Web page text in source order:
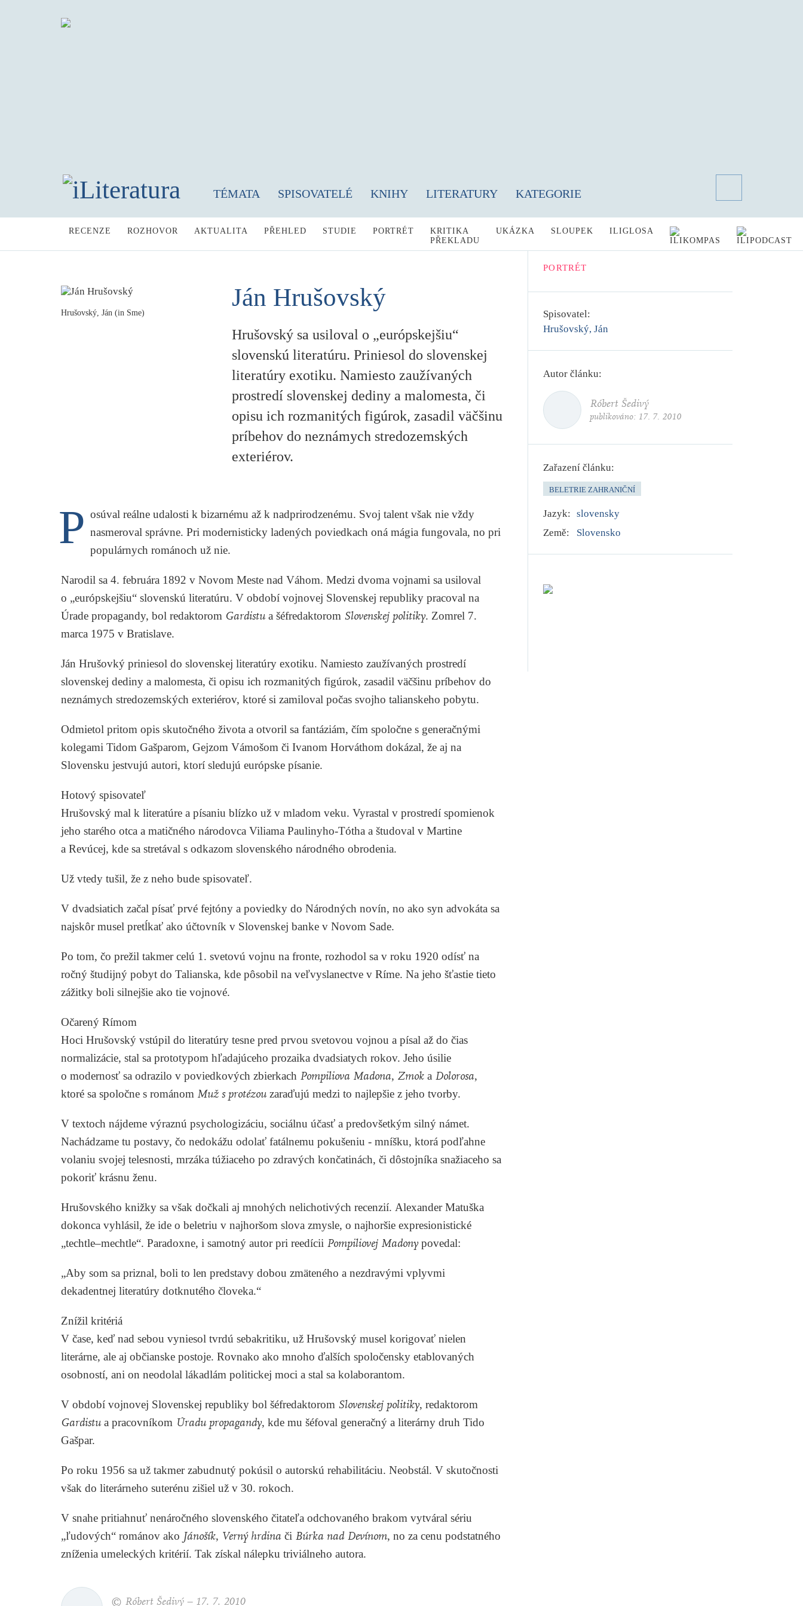
TÉMATA SPISOVATELÉ KNIHY LITERATURY KATEGORIE
RECENZE ROZHOVOR AKTUALITA PŘEHLED STUDIE PORTRÉT
KRITIKA
PŘEKLADU
UKÁZKA SLOUPEK ILIGLOSA
Hrušovský, Ján (in Sme)
Ján Hrušovský
Hrušovský sa usiloval o „európskejšiu“
slovenskú literatúru. Priniesol do slovenskej
literatúry exotiku. Namiesto zaužívaných
prostredí slovenskej dediny a malomesta, či
opisu ich rozmanitých figúrok, zasadil väčšinu
príbehov do neznámych stredozemských
exteriérov.
P osúval reálne udalosti k bizarnému až k nadprirodzenému. Svoj talent však nie vždy
nasmeroval správne. Pri modernisticky ladených poviedkach oná mágia fungovala, no pri
populárnych románoch už nie.
Narodil sa 4. februára 1892 v Novom Meste nad Váhom. Medzi dvoma vojnami sa usiloval
o „európskejšiu“ slovenskú literatúru. V období vojnovej Slovenskej republiky pracoval na
Úrade propagandy, bol redaktorom Gardistua šéfredaktorom Slovenskej politiky. Zomrel 7.
marca 1975 v Bratislave.
Ján Hrušovký priniesol do slovenskej literatúry exotiku. Namiesto zaužívaných prostredí
slovenskej dediny a malomesta, či opisu ich rozmanitých figúrok, zasadil väčšinu príbehov do
neznámych stredozemských exteriérov, ktoré si zamiloval počas svojho talianskeho pobytu.
Odmietol pritom opis skutočného života a otvoril sa fantáziám, čím spoločne s generačnými
kolegami Tidom Gašparom, Gejzom Vámošom či Ivanom Horváthom dokázal, že aj na
Slovensku jestvujú autori, ktorí sledujú európske písanie.
Hotový spisovateľ
Hrušovský mal k literatúre a písaniu blízko už v mladom veku. Vyrastal v prostredí spomienok
jeho starého otca a matičného národovca Viliama Paulinyho-Tótha a študoval v Martine
a Revúcej, kde sa stretával s odkazom slovenského národného obrodenia.
Už vtedy tušil, že z neho bude spisovateľ.
V dvadsiatich začal písať prvé fejtóny a poviedky do Národných novín, no ako syn advokáta sa
najskôr musel pretĺkať ako účtovník v Slovenskej banke v Novom Sade.
Po tom, čo prežil takmer celú 1. svetovú vojnu na fronte, rozhodol sa v roku 1920 odísť na
ročný študijný pobyt do Talianska, kde pôsobil na veľvyslanectve v Ríme. Na jeho šťastie tieto
zážitky boli silnejšie ako tie vojnové.
Očarený Rímom
Hoci Hrušovský vstúpil do literatúry tesne pred prvou svetovou vojnou a písal až do čias
normalizácie, stal sa prototypom hľadajúceho prozaika dvadsiatych rokov. Jeho úsilie
o modernosť sa odrazilo v poviedkových zbierkach Pompiliova Madona, Zmok a Dolorosa,
ktoré sa spoločne s románom Muž s protézouzaraďujú medzi to najlepšie z jeho tvorby.
V textoch nájdeme výraznú psychologizáciu, sociálnu účasť a predovšetkým silný námet.
Nachádzame tu postavy, čo nedokážu odolať fatálnemu pokušeniu - mníšku, ktorá podľahne
volaniu svojej telesnosti, mrzáka túžiaceho po zdravých končatinách, či dôstojníka snažiaceho sa
pokoriť krásnu ženu.
Hrušovského knižky sa však dočkali aj mnohých nelichotivých recenzií. Alexander Matuška
dokonca vyhlásil, že ide o beletriu v najhoršom slova zmysle, o najhoršie expresionistické
„techtle–mechtle“. Paradoxne, i samotný autor pri reedícii Pompiliovej Madony povedal:
„Aby som sa priznal, boli to len predstavy dobou zmäteného a nezdravými vplyvmi
dekadentnej literatúry dotknutého človeka.“
Znížil kritériá
V čase, keď nad sebou vyniesol tvrdú sebakritiku, už Hrušovský musel korigovať nielen
literárne, ale aj občianske postoje. Rovnako ako mnoho ďalších spoločensky etablovaných
osobností, ani on neodolal lákadlám politickej moci a stal sa kolaborantom.
V období vojnovej Slovenskej republiky bol šéfredaktorom Slovenskej politiky, redaktorom
Gardistua pracovníkom Úradu propagandy, kde mu šéfoval generačný a literárny druh Tido
Gašpar.
Po roku 1956 sa už takmer zabudnutý pokúsil o autorskú rehabilitáciu. Neobstál. V skutočnosti
však do literárneho suterénu zišiel už v 30. rokoch.
V snahe pritiahnuť nenáročného slovenského čitateľa odchovaného brakom vytváral sériu
„ľudových“ románov ako Jánošík, Verný hrdina či Búrka nad Devínom, no za cenu podstatného
zníženia umeleckých kritérií. Tak získal nálepku triviálneho autora.
© Róbert Šedivý – 17. 7. 2010
PORTRÉT
Spisovatel:
Hrušovský, Ján
Autor článku:
Róbert Šedivý
publikováno: 17. 7. 2010
Zařazení článku:
BELETRIE ZAHRANIČNÍ
Jazyk: slovensky
Země:
Slovensko